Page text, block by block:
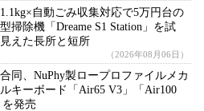
自動ごみ収集対応で5万円台の
掃除機「Dreame S1 Station」を試
えた長所と短所
（2026年08月06日）
同、NuPhy製ロープロファイルメカ
キーボード「Air65 V3」「Air100
発売